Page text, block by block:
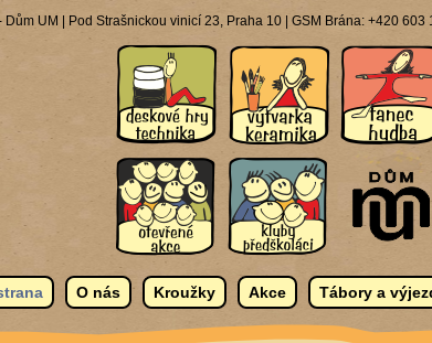
Dům UM | Pod Strašnickou vinicí 23, Praha 10 | GSM Brána: +420
O nás Kroužky Akce Tábory a